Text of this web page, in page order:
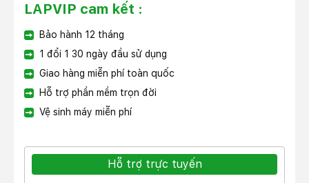
LAPVIP cam kết :
Bảo hành 12 tháng
1 đổi 1 30 ngày đầu sử dụng
Giao hàng miễn phí toàn quốc
Hỗ trợ phần mềm trọn đời
Vệ sinh máy miễn phí
Hỗ trợ trực tuyến